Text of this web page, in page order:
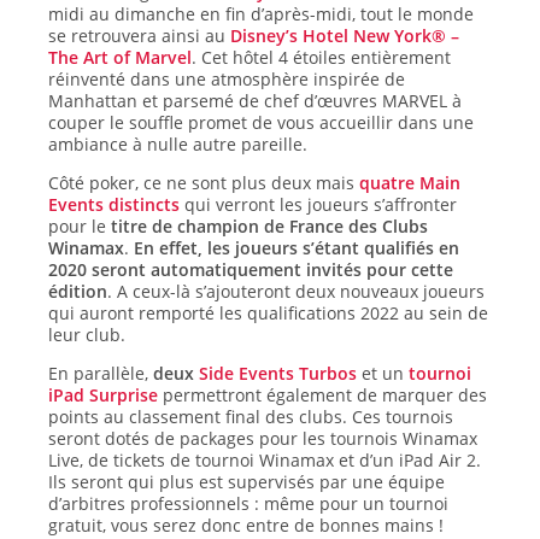
midi au dimanche en fin d’après-midi, tout le monde
se retrouvera ainsi au Disney’s Hotel New York® –
The Art of Marvel. Cet hôtel 4 étoiles entièrement
réinventé dans une atmosphère inspirée de
Manhattan et parsemé de chef d’œuvres MARVEL à
couper le souffle promet de vous accueillir dans une
ambiance à nulle autre pareille.
Côté poker, ce ne sont plus deux maisquatre Main
Events distincts qui verront les joueurs s’affronter
pour letitre de champion de France des Clubs
Winamax. En effet, les joueurs s’étant qualifiés en
2020 seront automatiquement invités pour cette
édition. A ceux-là s’ajouteront deux nouveaux joueurs
qui auront remporté les qualifications 2022 au sein de
leur club.
En parallèle,deux Side Events Turbos et untournoi
iPad Surprise permettront également de marquer des
points au classement final des clubs. Ces tournois
seront dotés de packages pour les tournois Winamax
Live, de tickets de tournoi Winamax et d’un iPad Air 2.
Ils seront qui plus est supervisés par une équipe
d’arbitres professionnels : même pour un tournoi
gratuit, vous serez donc entre de bonnes mains !